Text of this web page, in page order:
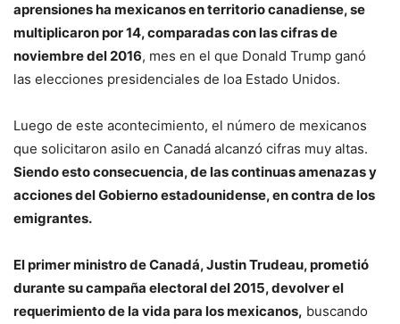
aprensiones ha mexicanos en territorio canadiense, se
multiplicaron por 14, comparadas con las cifras de
noviembre del 2016, mes en el que Donald Trump ganó
las elecciones presidenciales de loa Estado Unidos.
Luego de este acontecimiento, el número de mexicanos
que solicitaron asilo en Canadá alcanzó cifras muy altas.
Siendo esto consecuencia, de las continuas amenazas y
acciones del Gobierno estadounidense, en contra de los
emigrantes.
El primer ministro de Canadá, Justin Trudeau, prometió
durante su campaña electoral del 2015, devolver el
requerimiento de la vida para los mexicanos, buscando